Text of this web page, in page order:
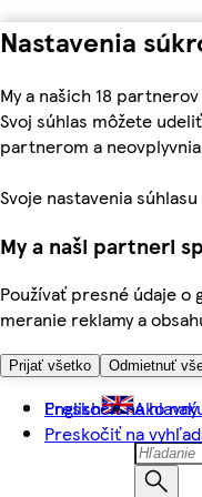
Nastavenia
My a našich 18
Svoj súhlas môžete
partnerom a
Svoje nastavenia
My a naši partneri
Používať presné údaje
meranie reklamy a
Prijať všetko Odmietnuť
Preskočiť na
Preskočiť na
English Ako